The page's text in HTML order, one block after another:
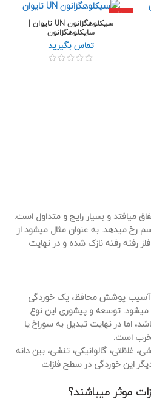
داغ
سیکلوهگزانون UN تایوان |
سایکلوهگزانون
تماس بگیرید
میافتد و بسیار رایج و متداول است.
رخ میدهد. به عنوان مثال میشود از
رفته رفته نازک شده و در نهایت
پوشش محافظ، یک خوردگی
توسعه و پیشوری این نوع
اما در نهایت تبدیل به سوراخ یا
است.
غلظتی، گالوانیکی، تنشی، بین دانه
این خوردگی در سطح فلزات
موثر میباشند؟